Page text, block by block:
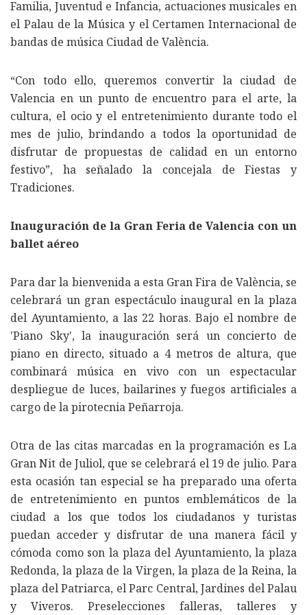
Familia, Juventud e Infancia, actuaciones musicales en
el Palau de la Música y el Certamen Internacional de
bandas de música Ciudad de València.
“Con todo ello, queremos convertir la ciudad de
Valencia en un punto de encuentro para el arte, la
cultura, el ocio y el entretenimiento durante todo el
mes de julio, brindando a todos la oportunidad de
disfrutar de propuestas de calidad en un entorno
festivo”, ha señalado la concejala de Fiestas y
Tradiciones.
Inauguración de la Gran Feria de Valencia con un
ballet aéreo
Para dar la bienvenida a esta Gran Fira de València, se
celebrará un gran espectáculo inaugural en la plaza
del Ayuntamiento, a las 22 horas. Bajo el nombre de
'Piano Sky', la inauguración será un concierto de
piano en directo, situado a 4 metros de altura, que
combinará música en vivo con un espectacular
despliegue de luces, bailarines y fuegos artificiales a
cargo de la pirotecnia Peñarroja.
Otra de las citas marcadas en la programación es La
Gran Nit de Juliol, que se celebrará el 19 de julio. Para
esta ocasión tan especial se ha preparado una oferta
de entretenimiento en puntos emblemáticos de la
ciudad a los que todos los ciudadanos y turistas
puedan acceder y disfrutar de una manera fácil y
cómoda como son la plaza del Ayuntamiento, la plaza
Redonda, la plaza de la Virgen, la plaza de la Reina, la
plaza del Patriarca, el Parc Central, Jardines del Palau
y Viveros. Preselecciones falleras, talleres y